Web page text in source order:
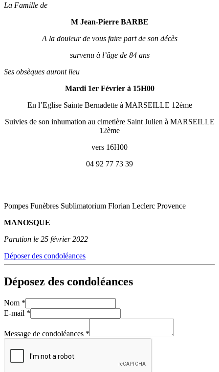
La Famille de
M Jean-Pierre BARBE
A la douleur de vous faire part de son décès
survenu à l’âge de 84 ans
Ses obsèques auront lieu
Mardi 1er Février à 15H00
En l’Eglise Sainte Bernadette à MARSEILLE 12ème
Suivies de son inhumation au cimetière Saint Julien à MARSEILLE
12ème
vers 16H00
04 92 77 73 39
Pompes Funèbres Sublimatorium Florian Leclerc Provence
MANOSQUE
Parution le 25 février 2022
Déposer des condoléances
Déposez des condoléances
Nom *
E-mail *
Message de condoléances *